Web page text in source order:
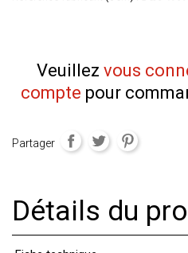
Veuillez vous
compte pour
Partager
Détails du